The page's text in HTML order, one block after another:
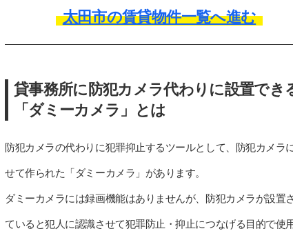
太田市の賃貸物件一覧へ進む
貸事務所に防犯カメラ代わりに設置でき
「ダミーカメラ」とは
防犯カメラの代わりに犯罪抑止するツールとして、防犯カメラ
せて作られた「ダミーカメラ」があります。
ダミーカメラには録画機能はありませんが、防犯カメラが設置
ていると犯人に認識させて犯罪防止・抑止につなげる目的で使